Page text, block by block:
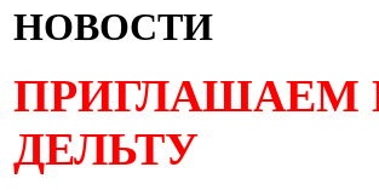
НОВОСТИ
ПРИГЛАШАЕМ
ДЕЛЬТУ